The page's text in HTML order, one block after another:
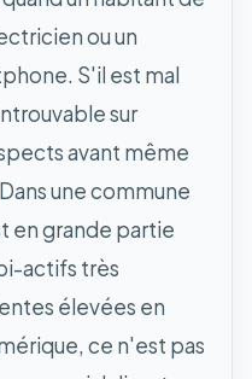
ou un
S'il est mal
sur
avant même
une commune
en grande partie
actifs très
élevées en
ce n'est pas